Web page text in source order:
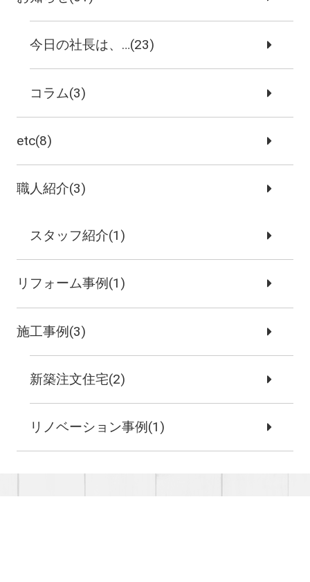
今日の社長は、…(23)
コラム(3)
etc(8)
職人紹介(3)
スタッフ紹介(1)
リフォーム事例(1)
施工事例(3)
新築注文住宅(2)
リノベーション事例(1)